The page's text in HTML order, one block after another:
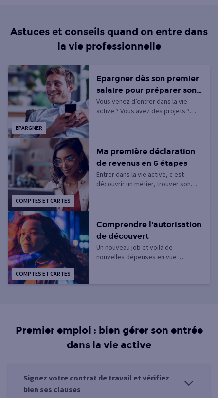
Astuces et conseils quand on entre dans
la vie professionnelle
EPARGNER
Epargner dès son premier
salaire pour préparer son
avenir
Vous venez d’entrer dans la vie
active ? Vous avez des projets ?
et pour commencer à vous
constituer un patrimoine.
COMPTES ET CARTES
Ma première déclaration
de revenus en 6 étapes
Entrer dans la vie active, c’est
découvrir un métier, trouver son
Découvrez notre guide simplifié en
6 étapes seulement pour remplir
revenus en toute sérénité
COMPTES ET CARTES
Comprendre l'autorisation
de découvert
Un nouveau job et voilà de
nouvelles dépenses en vue :
Premier emploi : bien gérer son entrée
dans la vie active
Signez votre contrat de travail et vérifiez
bien ses clauses